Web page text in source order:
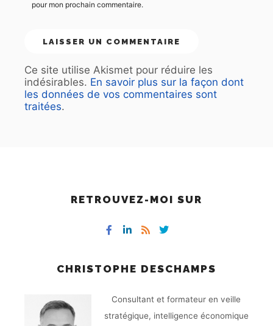
pour mon prochain commentaire.
Ce site utilise Akismet pour réduire les
indésirables. En savoir plus sur la façon dont
les données de vos commentaires sont
traitées.
RETROUVEZ-MOI SUR
CHRISTOPHE DESCHAMPS
Consultant et formateur en veille
stratégique, intelligence économique